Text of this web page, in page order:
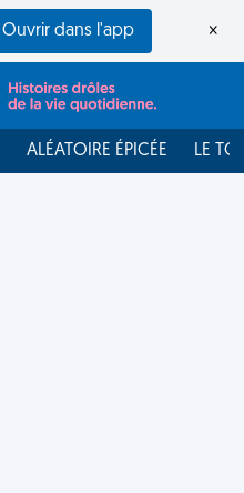
Ouvrir dans l'app ×
ALÉATOIRE ÉPICÉE LE